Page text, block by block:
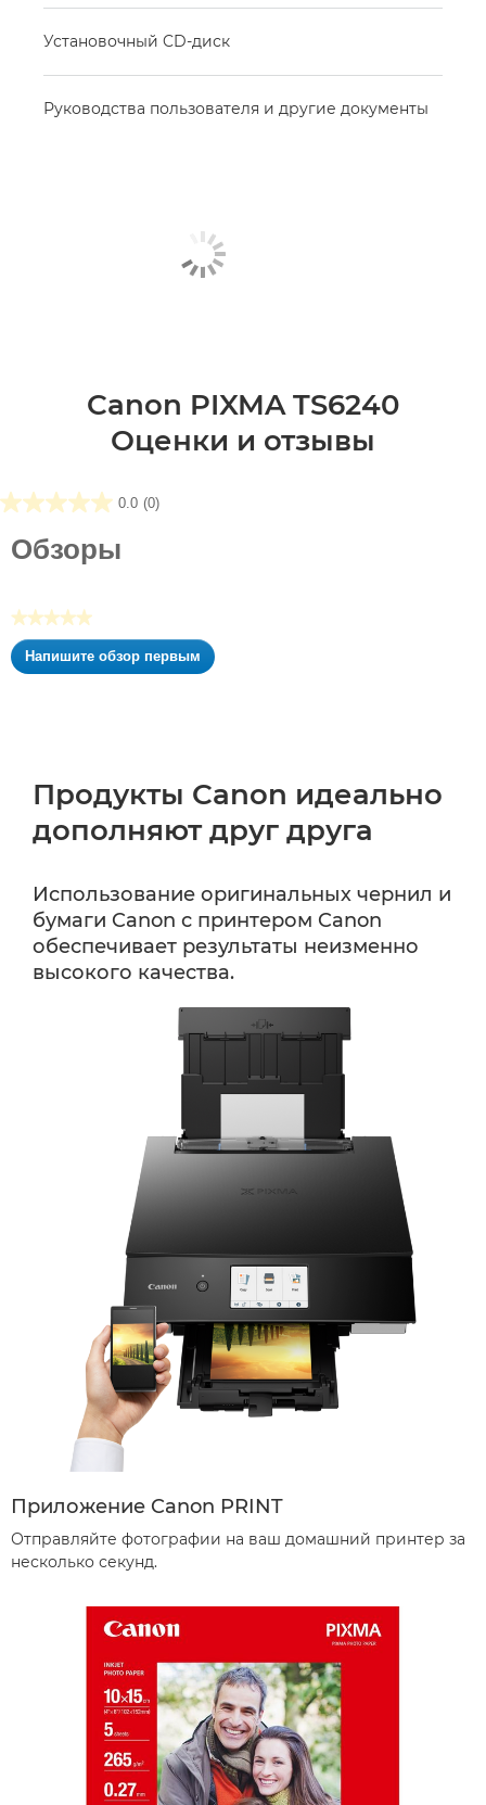
Установочный CD-диск
Руководства пользователя и другие документы
Canon PIXMA TS6240
Оценки и отзывы
0.0 (0)
0.0
звезд.
Обзоры
★★★★★
Нет
оценки
Напишите обзор первым
.
модального
диалогового
окна.
Продукты Canon идеально
дополняют друг друга
Использование оригинальных чернил и
бумаги Canon с принтером Canon
обеспечивает результаты неизменно
высокого качества.
Приложение Canon PRINT
Отправляйте фотографии на ваш домашний принтер за
несколько секунд.